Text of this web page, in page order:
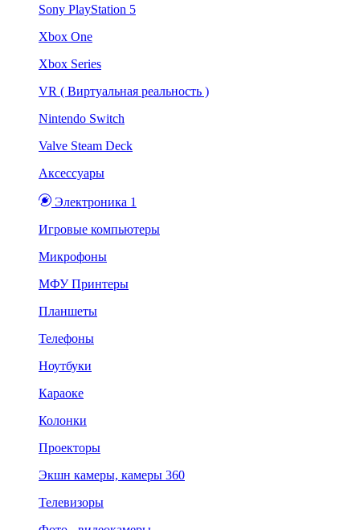
Sony PlayStation 5
Xbox One
Xbox Series
VR ( Виртуальная реальность )
Nintendo Switch
Valve Steam Deck
Аксессуары
Электроника 1
Игровые компьютеры
Микрофоны
МФУ Принтеры
Планшеты
Телефоны
Ноутбуки
Караоке
Колонки
Проекторы
Экшн камеры, камеры 360
Телевизоры